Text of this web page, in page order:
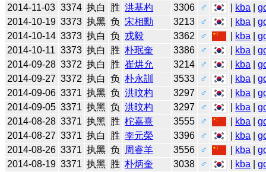
2014-11-03 3374 执白 胜 洪基杓 3306 ♂ kba |
2014-10-19 3373 执黑 负 宋相勳 3213 ♂ kba |
2014-10-14 3373 执白 负 戎毅 3362 ♂ kba |
2014-10-11 3373 执白 胜 朴珉奎 3386 ♂ kba |
2014-09-28 3372 执白 胜 崔烘允 3214 ♂ kba |
2014-09-27 3372 执白 负 朴永訓 3533 ♂ kba |
2014-09-06 3371 执黑 负 洪旼杓 3297 ♂ kba |
2014-09-05 3371 执黑 负 洪旼杓 3297 ♂ kba |
2014-08-28 3371 执黑 胜 柁嘉熹 3555 ♂ kba |
2014-08-27 3371 执白 胜 李元榮 3396 ♂ kba |
2014-08-26 3371 执黑 负 周睿羊 3556 ♂ kba |
2014-08-19 3371 执黑 胜 朴炳奎 3038 ♂ kba |